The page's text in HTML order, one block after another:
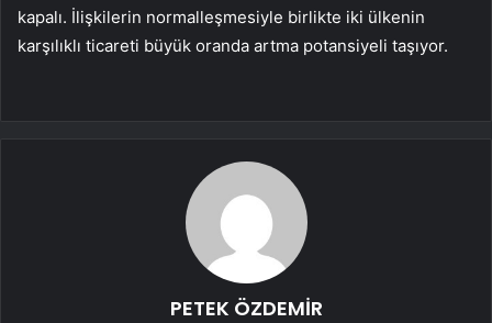
kapalı. İlişkilerin normalleşmesiyle birlikte iki ülkenin
karşılıklı ticareti büyük oranda artma potansiyeli taşıyor.
PETEK ÖZDEMİR